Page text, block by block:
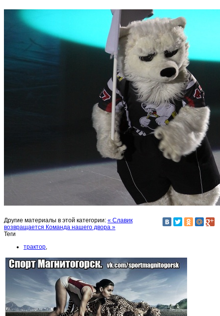
Другие материалы в этой категории: « Славик
возвращается Команда нашего двора »
Теги
трактор,